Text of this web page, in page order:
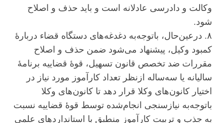
وکالت و دادرسی عادلانه است و باید حذف و اصلاح
شود.
۸. درعین‌حال، باتوجه‌به دغدغه‌های دستگاه قضاء دربارۀ
کمبود وکیل، پیشنهاد می‌شود ضمن حذف و اصلاح
مقررات ضد تخصص قانون تسهیل، قوۀ قضاییه برنامۀ
سالیانه یا سه‌ساله ازنظر تعداد کارآموز مورد نیاز در
اختیار کانون‌های وکلا قرار دهد تا کانون‌های وکلا
باتوجه‌به نیازسنجی انجام‌شده توسط قوۀ قضاییه نسبت
به جذب و تربیت کارآموز منطبق با استاندارد‌های علمی